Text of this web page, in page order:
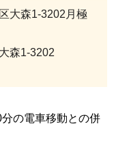
大森1-3202月極
森1-3202
の電車移動との併